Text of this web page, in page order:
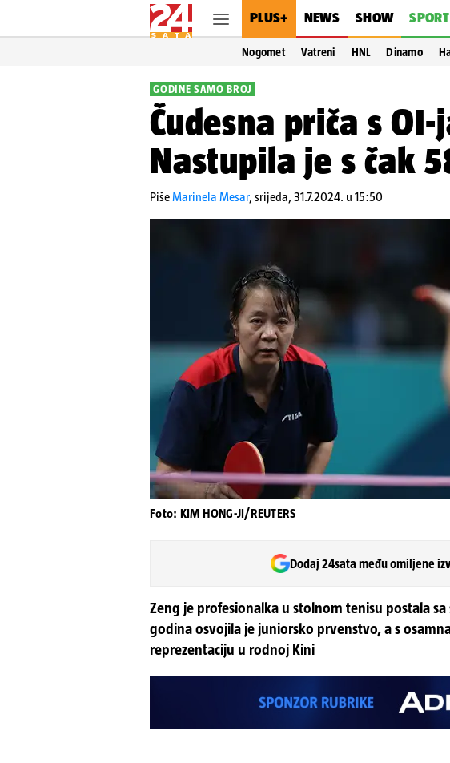
PLUS+ NEWS SHOW SPORT
Nogomet Vatreni HNL Dinamo
GODINE SAMO BROJ
Čudesna priča s
Nastupila je s čak
PišeMarinela Mesar,srijeda, 31.7.2024. u 15:50
Foto: KIM HONG-JI/REUTERS
Dodaj 24sata među omiljene
Zeng je profesionalka u stolnom tenisu postala
godina osvojila je juniorsko prvenstvo, a s
reprezentaciju u rodnoj Kini